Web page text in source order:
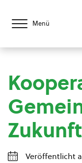
Menü
Zukunft
Veröffentlicht